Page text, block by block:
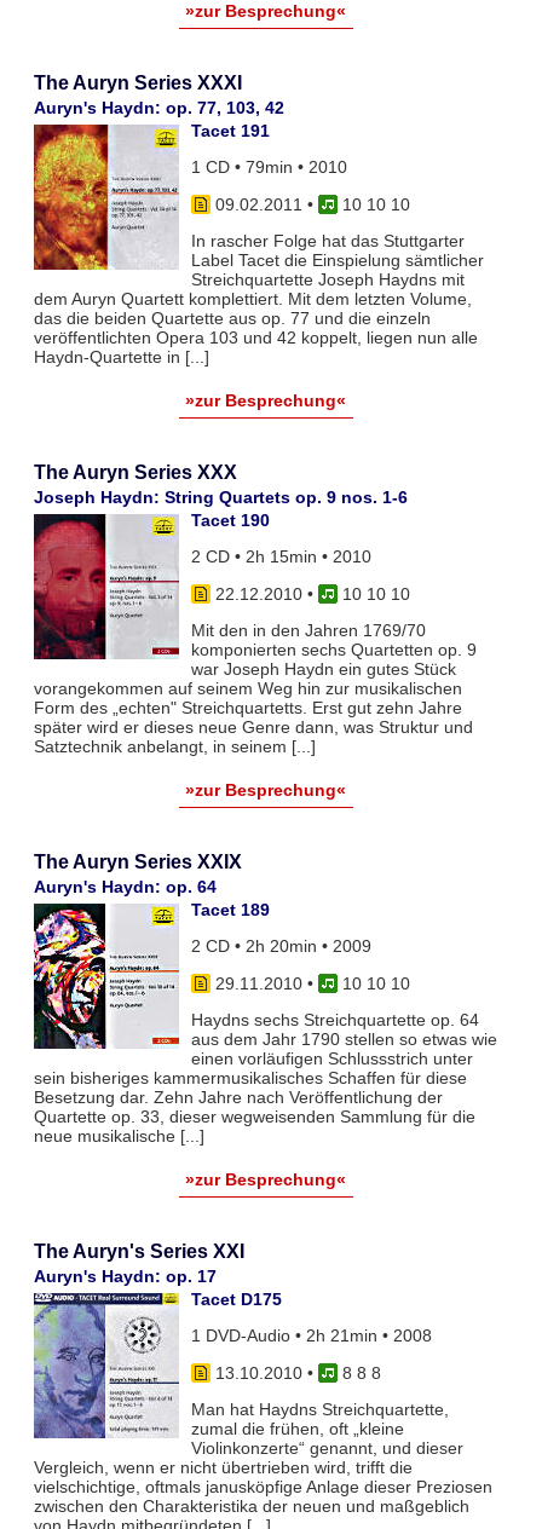
»zur Besprechung«
The Auryn Series XXXI
Auryn's Haydn: op. 77, 103, 42
Tacet 191
1 CD • 79min • 2010
09.02.2011 •
10 10 10
In rascher Folge hat das Stuttgarter
Label Tacet die Einspielung sämtlicher
Streichquartette Joseph Haydns mit
dem Auryn Quartett komplettiert. Mit dem letzten Volume,
das die beiden Quartette aus op. 77 und die einzeln
veröffentlichten Opera 103 und 42 koppelt, liegen nun alle
Haydn-Quartette in [...]
»zur Besprechung«
The Auryn Series XXX
Joseph Haydn: String Quartets op. 9 nos. 1-6
Tacet 190
2 CD • 2h 15min • 2010
22.12.2010•
10 10 10
Mit den in den Jahren 1769/70
komponierten sechs Quartetten op. 9
war Joseph Haydn ein gutes Stück
vorangekommen auf seinem Weg hin zur musikalischen
Form des „echten" Streichquartetts. Erst gut zehn Jahre
später wird er dieses neue Genre dann, was Struktur und
Satztechnik anbelangt, in seinem [...]
»zur Besprechung«
The Auryn Series XXIX
Auryn's Haydn: op. 64
Tacet 189
2 CD • 2h 20min • 2009
29.11.2010•
10 10 10
Haydns sechs Streichquartette op. 64
aus dem Jahr 1790 stellen so etwas wie
einen vorläufigen Schlussstrich unter
sein bisheriges kammermusikalisches Schaffen für diese
Besetzung dar. Zehn Jahre nach Veröffentlichung der
Quartette op. 33, dieser wegweisenden Sammlung für die
neue musikalische [...]
»zur Besprechung«
The Auryn's Series XXI
Auryn's Haydn: op. 17
Tacet D175
1 DVD-Audio • 2h 21min • 2008
13.10.2010•
8 8 8
Man hat Haydns Streichquartette,
zumal die frühen, oft „kleine
Violinkonzerte“ genannt, und dieser
Vergleich, wenn er nicht übertrieben wird, trifft die
vielschichtige, oftmals janusköpfige Anlage dieser Preziosen
zwischen den Charakteristika der neuen und maßgeblich